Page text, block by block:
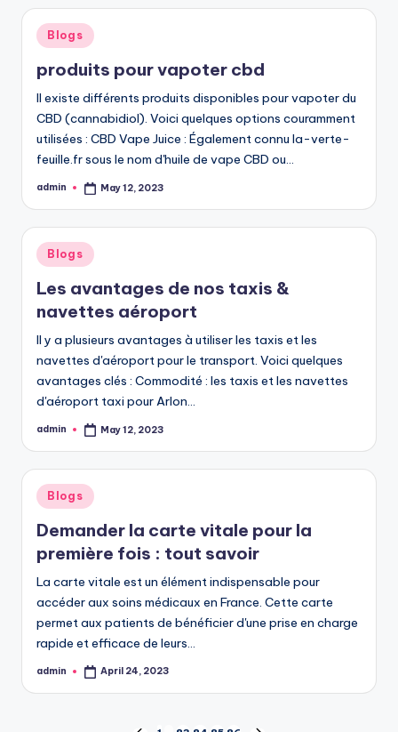
Posted
Blogs
produits pour vapoter cbd
Il existe différents produits disponibles pour vapoter du
CBD (cannabidiol). Voici quelques options couramment
utilisées : CBD Vape Juice : Également connu la-verte-
feuille.fr sous le nom d'huile de vape CBD ou…
Posted
admin May 12, 2023
Posted
in
Blogs
Les avantages de nos taxis &
navettes aéroport
Il y a plusieurs avantages à utiliser les taxis et les
navettes d'aéroport pour le transport. Voici quelques
avantages clés : Commodité : les taxis et les navettes
d'aéroport taxi pour Arlon…
Posted
admin May 12, 2023
Posted
in
Blogs
Demander la carte vitale pour la
première fois : tout savoir
La carte vitale est un élément indispensable pour
accéder aux soins médicaux en France. Cette carte
permet aux patients de bénéficier d'une prise en charge
rapide et efficace de leurs…
Posted
admin April 24, 2023